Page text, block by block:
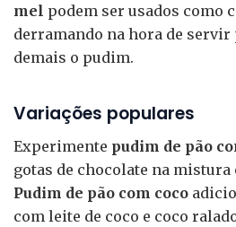
mel podem ser usados como
derramando na hora de servir
demais o pudim.
Variações populares
Experimente pudim de pão
gotas de chocolate na mistura
Pudim de pão com coco
com leite de coco e coco